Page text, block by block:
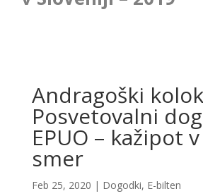
Andragoški
Posvetovalni
EPUO – kažipot
smer
Feb 25, 2020 | Dogodki, E-bilten